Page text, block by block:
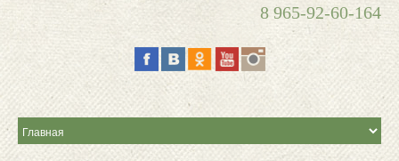
8 965-92-60-164